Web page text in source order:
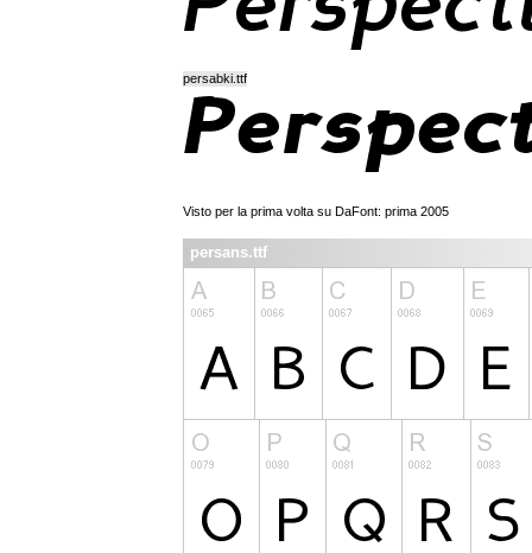
persabki.ttf
Visto per la prima volta su DaFont: prima 2005
persans.ttf